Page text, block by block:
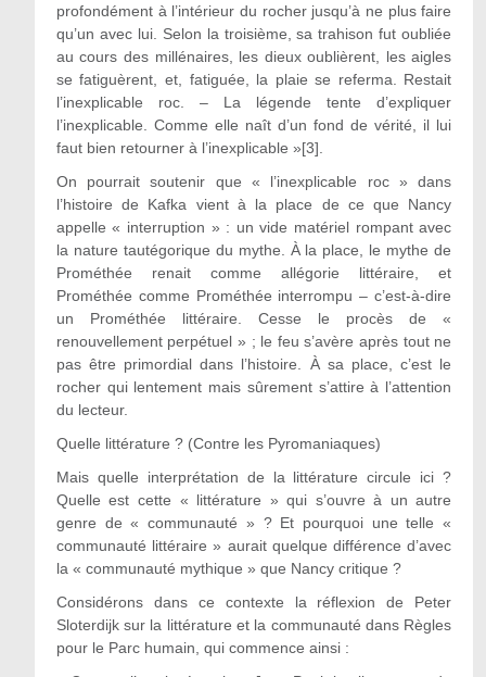
profondément à l’intérieur du rocher jusqu’à ne plus faire
qu’un avec lui. Selon la troisième, sa trahison fut oubliée
au cours des millénaires, les dieux oublièrent, les aigles
se fatiguèrent, et, fatiguée, la plaie se referma. Restait
l’inexplicable roc. – La légende tente d’expliquer
l’inexplicable. Comme elle naît d’un fond de vérité, il lui
faut bien retourner à l’inexplicable »[3].
On pourrait soutenir que « l’inexplicable roc » dans
l’histoire de Kafka vient à la place de ce que Nancy
appelle « interruption » : un vide matériel rompant avec
la nature tautégorique du mythe. À la place, le mythe de
Prométhée renait comme allégorie littéraire, et
Prométhée comme Prométhée interrompu – c’est-à-dire
un Prométhée littéraire. Cesse le procès de «
renouvellement perpétuel » ; le feu s’avère après tout ne
pas être primordial dans l’histoire. À sa place, c’est le
rocher qui lentement mais sûrement s’attire à l’attention
du lecteur.
Quelle littérature ? (Contre les Pyromaniaques)
Mais quelle interprétation de la littérature circule ici ?
Quelle est cette « littérature » qui s’ouvre à un autre
genre de « communauté » ? Et pourquoi une telle «
communauté littéraire » aurait quelque différence d’avec
la « communauté mythique » que Nancy critique ?
Considérons dans ce contexte la réflexion de Peter
Sloterdijk sur la littérature et la communauté dans Règles
pour le Parc humain, qui commence ainsi :